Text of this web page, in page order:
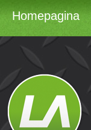
Homepagina